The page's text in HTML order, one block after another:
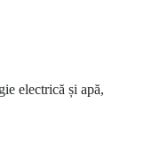
electrică și apă,